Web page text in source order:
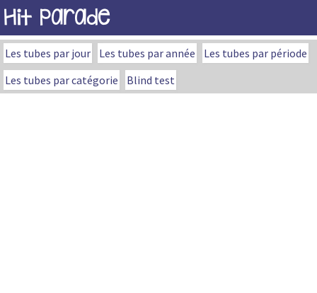
Hit Parade
Les tubes par jour Les tubes par année
Les tubes par période
Les tubes par catégorie
Blind test